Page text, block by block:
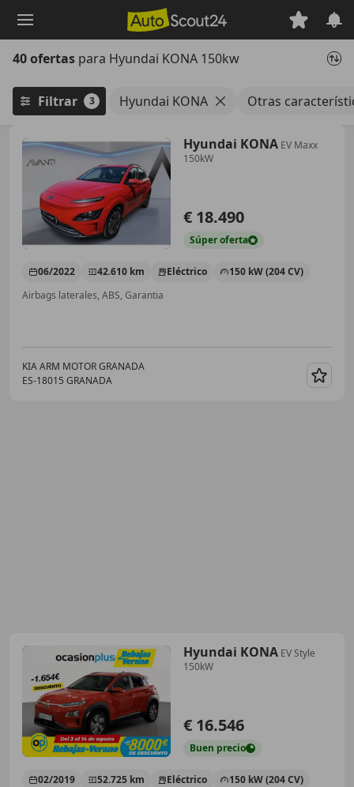
principal
40 ofertas para Hyundai KONA 150kw
Filtrar 3 Hyundai KONA Otras
Hyundai KONA EV Maxx
150kW
€ 18.490
Súperoferta
06/2022 42.610 km Eléctrico
150 kW (204 CV)
Airbags laterales, ABS, Garantia
KIA ARM MOTOR GRANADA
ES-18015 GRANADA
Hyundai KONA EV Style
150kW
€ 16.546
Buen precio
02/2019 52.725 km Eléctrico
150 kW (204 CV)